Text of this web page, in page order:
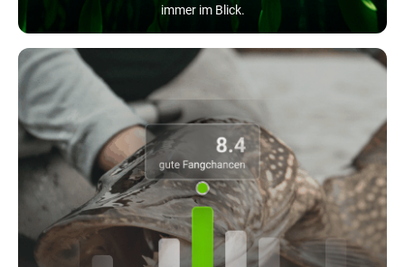
immer im Blick.